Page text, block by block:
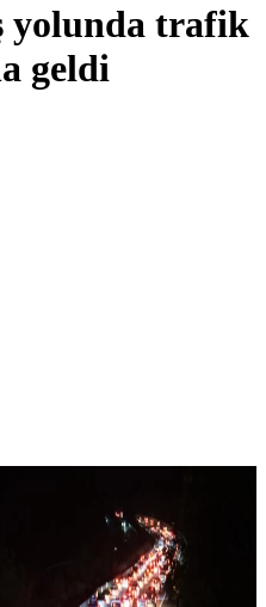
yolunda trafik
geldi